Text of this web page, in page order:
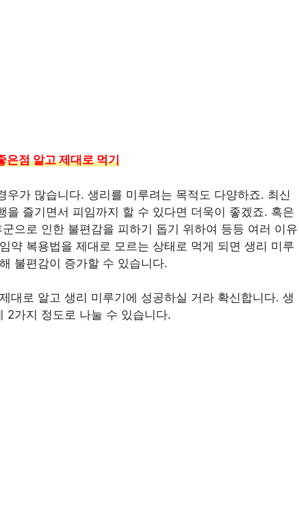
은점 알고 제대로 먹기
우가 많습니다. 생리를 미루려는 목적도 다양하죠. 최신
을 즐기면서 피임까지 할 수 있다면 더욱이 좋겠죠. 혹은
으로 인한 불편감을 피하기 돕기 위하여 등등 여러 이유
약 복용법을 제대로 모르는 상태로 먹게 되면 생리 미루
불편감이 증가할 수 있습니다.
대로 알고 생리 미루기에 성공하실 거라 확신합니다. 생
2가지 정도로 나눌 수 있습니다.